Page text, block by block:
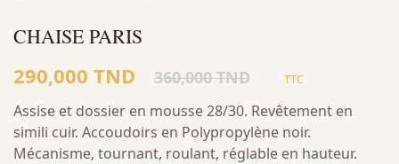
CHAISE PARIS
290,000 TND 360,000 TND TTC
Assise et dossier en mousse 28/30. Revêtement en
simili cuir. Accoudoirs en Polypropylène noir.
Mécanisme, tournant, roulant, réglable en hauteur.